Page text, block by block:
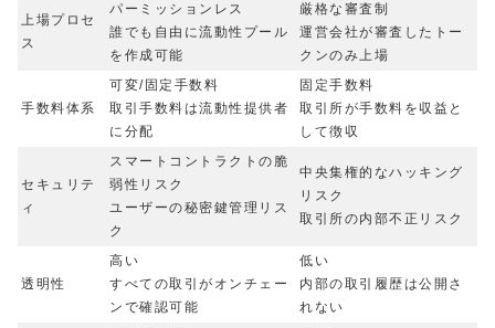
上場プロセ
ス
パーミッションレス
誰でも自由に流動性プール
を作成可能
厳格な審査制
運営会社が審査したトー
クンのみ上場
手数料体系
可変/固定手数料
取引手数料は流動性提供者
に分配
固定手数料
取引所が手数料を収益と
して徴収
セキュリテ
ィ
スマートコントラクトの脆
弱性リスク
ユーザーの秘密鍵管理リス
ク
中央集権的なハッキング
リスク
取引所の内部不正リスク
透明性
高い
すべての取引がオンチェー
ンで確認可能
低い
内部の取引履歴は公開さ
れない